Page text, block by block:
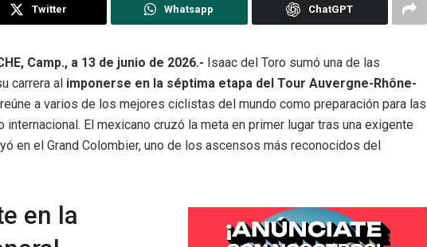
Twitter Whatsapp ChatGPT
Camp., a 13 de junio de 2026.- Isaac del Toro sumó una de las
carrera al imponerse en la séptima etapa del Tour Auvergne-Rhône-
a varios de los mejores ciclistas del mundo como preparación para las
El mexicano cruzó la meta en primer lugar tras una exigente
en el Grand Colombier, uno de los ascensos más reconocidos del
en la